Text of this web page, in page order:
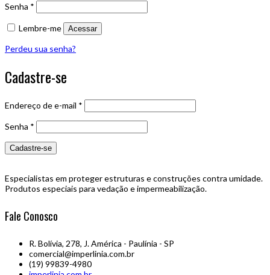
Senha *
Lembre-me Acessar
Perdeu sua senha?
Cadastre-se
Endereço de e-mail *
Senha *
Cadastre-se
Especialistas em proteger estruturas e construções contra umidade.
Produtos especiais para vedação e impermeabilização.
Fale Conosco
R. Bolívia, 278, J. América - Paulínia - SP
comercial@imperlinia.com.br
(19) 99839-4980